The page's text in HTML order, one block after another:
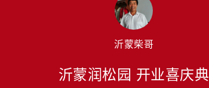
沂蒙柴哥
沂蒙润松园 开业喜庆典